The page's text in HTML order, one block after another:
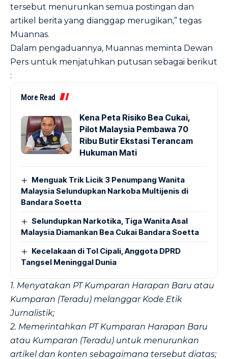
tersebut menurunkan semua postingan dan
artikel berita yang dianggap merugikan,” tegas
Muannas.
Dalam pengaduannya, Muannas meminta Dewan
Pers untuk menjatuhkan putusan sebagai berikut
:
More Read
Kena Peta Risiko Bea Cukai,
Pilot Malaysia Pembawa 70
Ribu Butir Ekstasi Terancam
Hukuman Mati
Menguak Trik Licik 3 Penumpang Wanita
Malaysia Selundupkan Narkoba Multijenis di
Bandara Soetta
Selundupkan Narkotika, Tiga Wanita Asal
Malaysia Diamankan Bea Cukai Bandara Soetta
Kecelakaan di Tol Cipali, Anggota DPRD
Tangsel Meninggal Dunia
1. Menyatakan PT Kumparan Harapan Baru atau
Kumparan (Teradu) melanggar Kode Etik
Jurnalistik;
2. Memerintahkan PT Kumparan Harapan Baru
atau Kumparan (Teradu) untuk menurunkan
artikel dan konten sebagaimana tersebut diatas;